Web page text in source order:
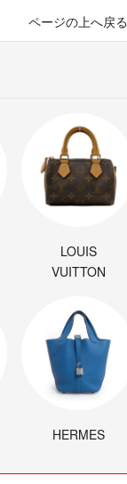
ページの上へ戻る
LOUIS
VUITTON
HERMES